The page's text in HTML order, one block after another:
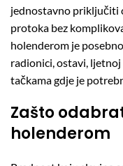
jednostavno priključiti
protoka bez
holenderom je
radionici, ostavi,
tačkama gdje je
Zašto
holenderom